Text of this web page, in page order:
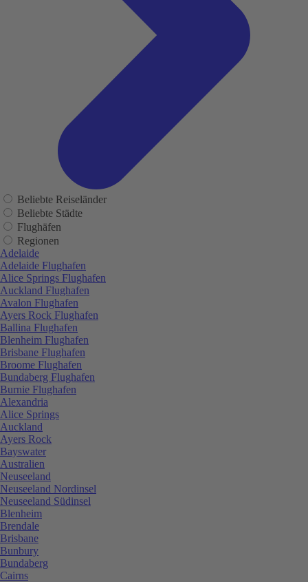
Beliebte Reiseländer
Beliebte Städte
Flughäfen
Regionen
Adelaide
Adelaide Flughafen
Alice Springs Flughafen
Auckland Flughafen
Avalon Flughafen
Ayers Rock Flughafen
Ballina Flughafen
Blenheim Flughafen
Brisbane Flughafen
Broome Flughafen
Bundaberg Flughafen
Burnie Flughafen
Alexandria
Alice Springs
Auckland
Ayers Rock
Bayswater
Australien
Neuseeland
Neuseeland Nordinsel
Neuseeland Südinsel
Blenheim
Brendale
Brisbane
Bunbury
Bundaberg
Cairns